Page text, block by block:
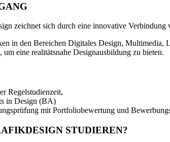
zeichnet sich durch eine innovative
in den Bereichen Digitales Design, Multimedia,
um eine realitätsnahe Designausbildung zu bieten.
Regelstudienzeit,
in Design (BA)
mit Portfoliobewertung und
STUDIEREN?